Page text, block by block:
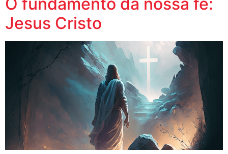
Jesus Cristo